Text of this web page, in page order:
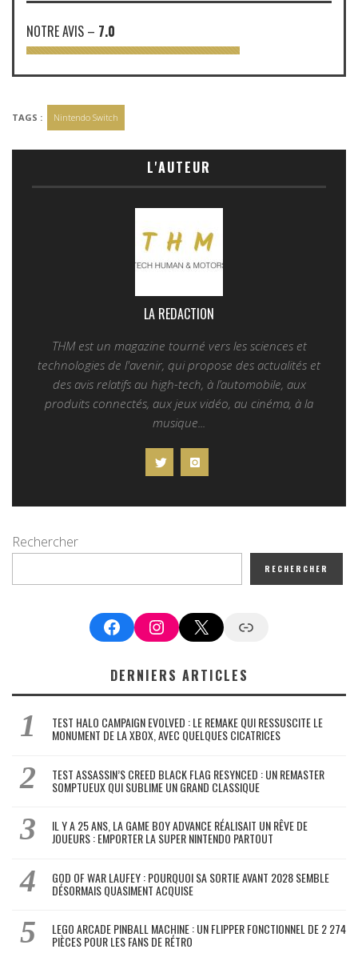
NOTRE AVIS – 7.0
TAGS : Nintendo Switch
L'AUTEUR
LA REDACTION
THM est un magazine tourné vers les sciences et
technologies de l'avenir, qui propose des actualités et
des avis relatifs au high-tech, à l’automobile, aux
produits connectés, aux jeux vidéo, au cinéma, à la
musique...
Rechercher
RECHERCHER
FacebookInstagram
X Google News
DERNIERS ARTICLES
TEST HALO CAMPAIGN EVOLVED : LE REMAKE QUI RESSUSCITE LE
MONUMENT DE LA XBOX, AVEC QUELQUES CICATRICES
TEST ASSASSIN’S CREED BLACK FLAG RESYNCED : UN REMASTER
SOMPTUEUX QUI SUBLIME UN GRAND CLASSIQUE
IL Y A 25 ANS, LA GAME BOY ADVANCE RÉALISAIT UN RÊVE DE
JOUEURS : EMPORTER LA SUPER NINTENDO PARTOUT
GOD OF WAR LAUFEY : POURQUOI SA SORTIE AVANT 2028 SEMBLE
DÉSORMAIS QUASIMENT ACQUISE
LEGO ARCADE PINBALL MACHINE : UN FLIPPER FONCTIONNEL DE 2 274
PIÈCES POUR LES FANS DE RÉTRO